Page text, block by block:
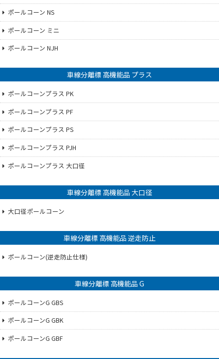
ポールコーン NS
ポールコーン ミニ
ポールコーン NJH
車線分離標 高機能品 プラス
ポールコーンプラス PK
ポールコーンプラス PF
ポールコーンプラス PS
ポールコーンプラス PJH
ポールコーンプラス 大口径
車線分離標 高機能品 大口径
大口径ポールコーン
車線分離標 高機能品 逆走防止
ポールコーン(逆走防止仕様)
車線分離標 高機能品 G
ポールコーンG GBS
ポールコーンG GBK
ポールコーンG GBF